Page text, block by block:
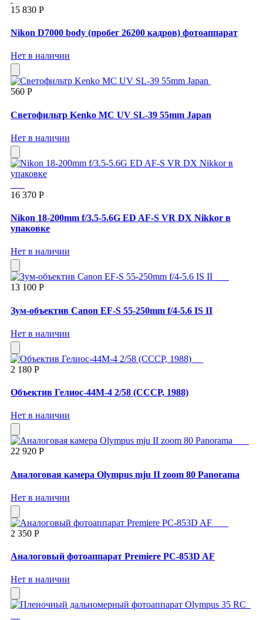
15 830 Р
Nikon D7000 body (пробег 26200 кадров) фотоаппарат
Нет в наличии
560 Р
Светофильтр Kenko MC UV SL-39 55mm Japan
Нет в наличии
16 370 Р
Nikon 18-200mm f/3.5-5.6G ED AF-S VR DX Nikkor в
упаковке
Нет в наличии
13 100 Р
Зум-объектив Canon EF-S 55-250mm f/4-5.6 IS II
Нет в наличии
2 180 Р
Объектив Гелиос-44М-4 2/58 (СССР, 1988)
Нет в наличии
22 920 Р
Аналоговая камера Olympus mju II zoom 80 Panorama
Нет в наличии
2 350 Р
Аналоговый фотоаппарат Premiere PC-853D AF
Нет в наличии